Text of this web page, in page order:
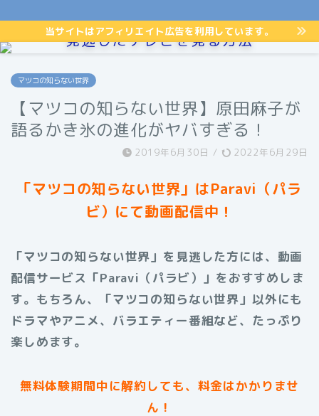
当サイトはアフィリエイト広告を利用しています。
見逃したテレビを見る方法
マツコの知らない世界
【マツコの知らない世界】原田麻子が
語るかき氷の進化がヤバすぎる！
2019年6月30日 / 2022年6月29日
「マツコの知らない世界」はParavi（パラ
ビ）にて動画配信中！
「マツコの知らない世界」 を見逃した方には、動画
配信サービス「Paravi（パラビ）」をおすすめしま
す。もちろん、「マツコの知らない世界」以外にも
ドラマやアニメ、バラエティー番組など、たっぷり
楽しめます。
無料体験期間中に解約しても、料金はかかりませ
ん！